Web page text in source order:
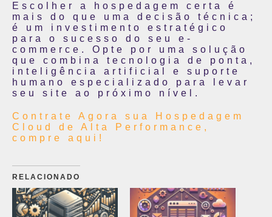
Escolher a hospedagem certa é
mais do que uma decisão técnica;
é um investimento estratégico
para o sucesso do seu e-
commerce. Opte por uma solução
que combina tecnologia de ponta,
inteligência artificial e suporte
humano especializado para levar
seu site ao próximo nível.
Contrate Agora sua Hospedagem
Cloud de Alta Performance,
compre aqui!
RELACIONADO